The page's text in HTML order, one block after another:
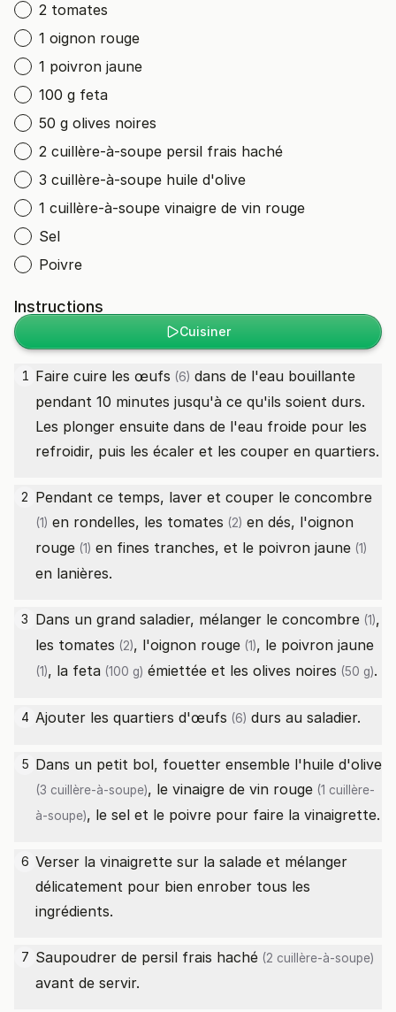
2 tomates
1 oignon rouge
1 poivron jaune
100 g feta
50 g olives noires
2 cuillère-à-soupe persil frais haché
3 cuillère-à-soupe huile d'olive
1 cuillère-à-soupe vinaigre de vin rouge
Sel
Poivre
Instructions
Cuisiner
1 Faire cuire les œufs (6) dans de l'eau bouillante
pendant 10 minutes jusqu'à ce qu'ils soient durs.
Les plonger ensuite dans de l'eau froide pour les
refroidir, puis les écaler et les couper en quartiers.
2 Pendant ce temps, laver et couper le concombre
(1) en rondelles, les tomates (2) en dés, l'oignon
rouge (1) en fines tranches, et le poivron jaune (1)
en lanières.
3 Dans un grand saladier, mélanger le concombre (1),
les tomates (2), l'oignon rouge (1), le poivron jaune
(1), la feta (100 g) émiettée et les olives noires (50 g).
4 Ajouter les quartiers d'œufs (6) durs au saladier.
5 Dans un petit bol, fouetter ensemble l'huile d'olive
(3 cuillère-à-soupe), le vinaigre de vin rouge (1 cuillère-
à-soupe), le sel et le poivre pour faire la vinaigrette.
6 Verser la vinaigrette sur la salade et mélanger
délicatement pour bien enrober tous les
ingrédients.
7 Saupoudrer de persil frais haché (2 cuillère-à-soupe)
avant de servir.